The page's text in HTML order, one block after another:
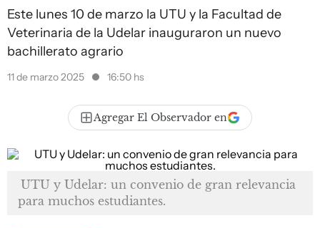
Este lunes 10 de marzo la UTU y la Facultad de
Veterinaria de la Udelar inauguraron un nuevo
bachillerato agrario
11 de marzo 2025 16:50 hs
Agregar El Observador en
UTU y Udelar: un convenio de gran relevancia
para muchos estudiantes.